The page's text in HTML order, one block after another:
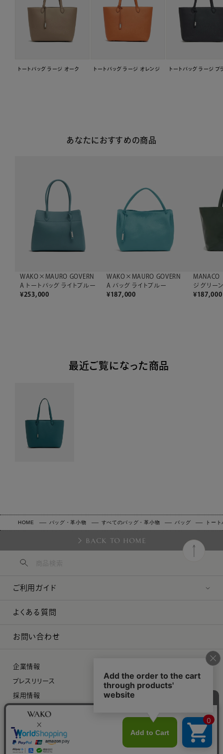
トートバッグ ラージ オーク トートバッグ ラージ オレンジ トートバッグ ラージ ブ
あなたにおすすめの商品
WAKO×MAURO GOVERN
A トートバッグ ライトブルー
¥253,000
WAKO×MAURO GOVERN
A バッグ ライトブルー
¥187,000
MANACO
ジ グリー
¥187,000
最近ご覧になった商品
HOME バッグ・革小物 すべてのバッグ・革小物 バッグ トー
BACK TO HOME
ご利用ガイド
よくある質問
お問い合わせ
企業情報
プレスリリース
採用情報
特定商取引に関する法律に基づく表示
プライバシーポリシー